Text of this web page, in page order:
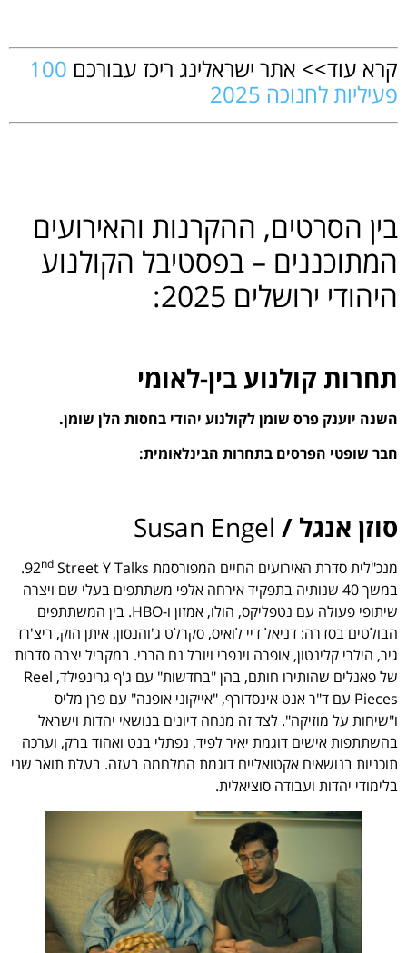
קרא עוד>> אתר ישראלינג ריכז עבורכם 100
פעיליות לחנוכה 2025
בין הסרטים, ההקרנות והאירועים
המתוכננים – בפסטיבל הקולנוע
היהודי ירושלים 2025:
תחרות קולנוע בין-לאומי
השנה יוענק פרס שומן לקולנוע יהודי בחסות הלן שומן.
חבר שופטי הפרסים בתחרות הבינלאומית:
סוזן אנגל / Susan Engel
מנכ"לית סדרת האירועים החיים המפורסמת 92 nd
Street Y Talks.
במשך 40 שנותיה בתפקיד אירחה אלפי משתתפים בעלי שם ויצרה
שיתופי פעולה עם נטפליקס, הולו, אמזון ו-HBO. בין המשתתפים
הבולטים בסדרה: דניאל דיי לואיס, סקרלט ג'והנסון, איתן הוק, ריצ'רד
גיר, הילרי קלינטון, אופרה וינפרי ויובל נח הררי. במקביל יצרה סדרות
של פאנלים שהותירו חותם, בהן "בחדשות" עם ג'ף גרינפילד, Reel
Pieces עם ד"ר אנט אינסדורף, "אייקוני אופנה" עם פרן מליס
ו"שיחות על מוזיקה". לצד זה מנחה דיונים בנושאי יהדות וישראל
בהשתתפות אישים דוגמת יאיר לפיד, נפתלי בנט ואהוד ברק, וערכה
תוכניות בנושאים אקטואליים דוגמת המלחמה בעזה. בעלת תואר שני
בלימודי יהדות ועבודה סוציאלית.